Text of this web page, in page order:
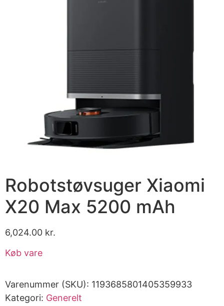
Robotstøvsuger Xiaomi
X20 Max 5200 mAh
6,024.00 kr.
Køb vare
Varenummer (SKU): 1193685801405359933
Kategori: Generelt